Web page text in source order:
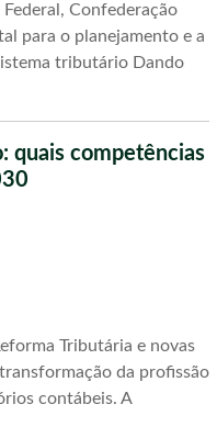
Confederação
para o planejamento e a
tributário Dando
quais competências
Tributária e novas
da profissão
contábeis. A